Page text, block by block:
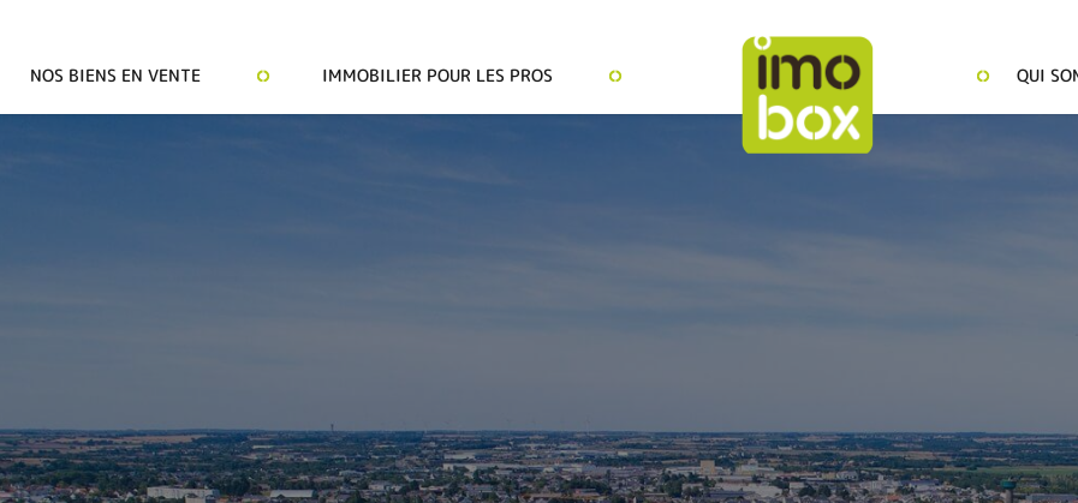
NOS BIENS EN VENTE IMMOBILIER POUR LES PROS QUI